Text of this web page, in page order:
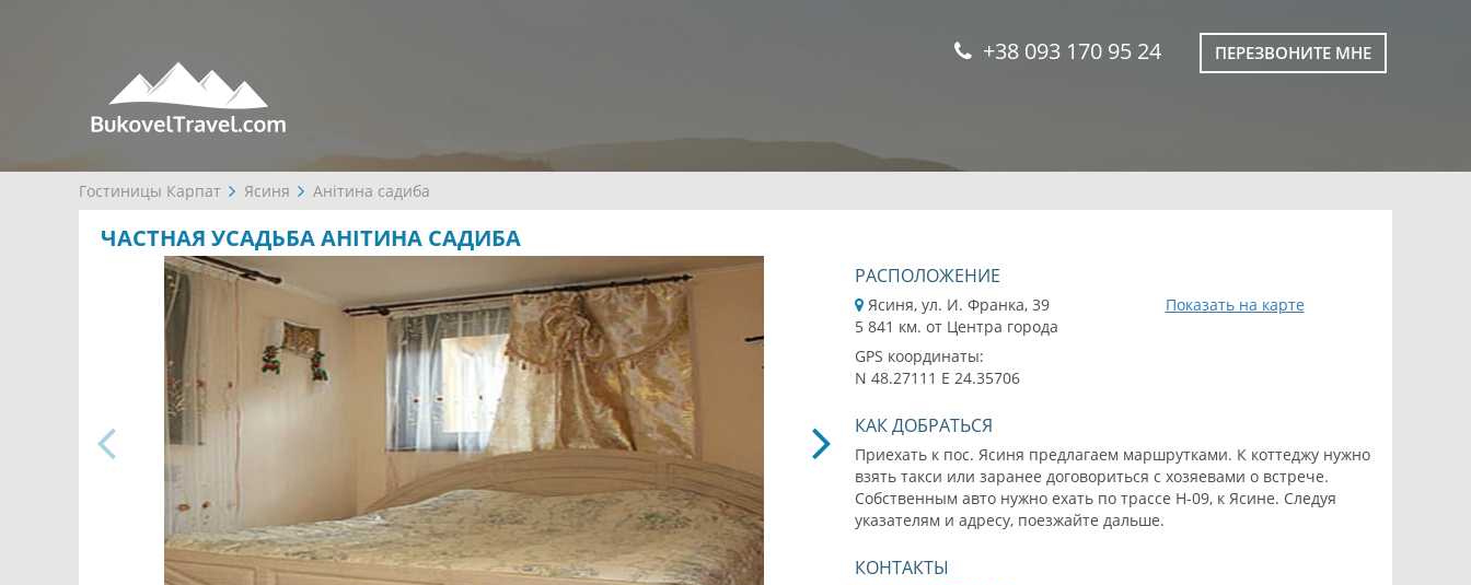
+38 093 170 95 24 ПЕРЕЗВОНИТЕ МНЕ
Гостиницы Карпат Ясиня Анітина садиба
ЧАСТНАЯ УСАДЬБА АНІТИНА САДИБА
РАСПОЛОЖЕНИЕ
Ясиня, ул. И. Франка, 39
Показать на карте
5 841 км. от Центра города
GPS координаты:
N 48.27111 E 24.35706
КАК ДОБРАТЬСЯ
Приехать к пос. Ясиня предлагаем маршрутками. К коттеджу нужно
взять такси или заранее договориться с хозяевами о встрече.
Собственным авто нужно ехать по трассе Н-09, к Ясине. Следуя
указателям и адресу, поезжайте дальше.
КОНТАКТЫ